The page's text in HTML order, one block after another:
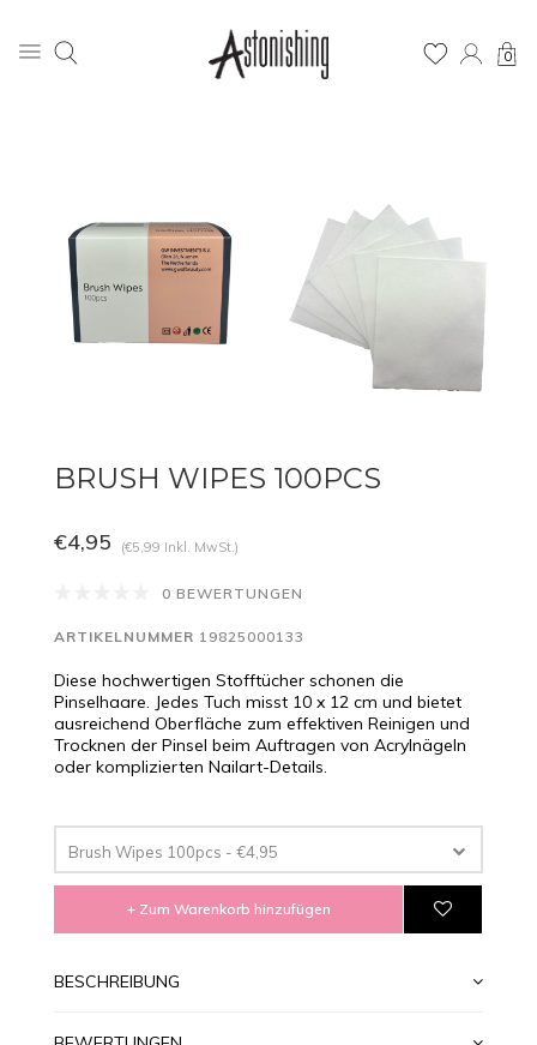
0
BRUSH WIPES 100PCS
€4,95 (€5,99 Inkl. MwSt.)
0 BEWERTUNGEN
ARTIKELNUMMER 19825000133
Diese hochwertigen Stofftücher schonen die
Pinselhaare. Jedes Tuch misst 10 x 12 cm und bietet
ausreichend Oberfläche zum effektiven Reinigen und
Trocknen der Pinsel beim Auftragen von Acrylnägeln
oder komplizierten Nailart-Details.
Brush Wipes 100pcs - €4,95
+ Zum Warenkorb hinzufügen
BESCHREIBUNG